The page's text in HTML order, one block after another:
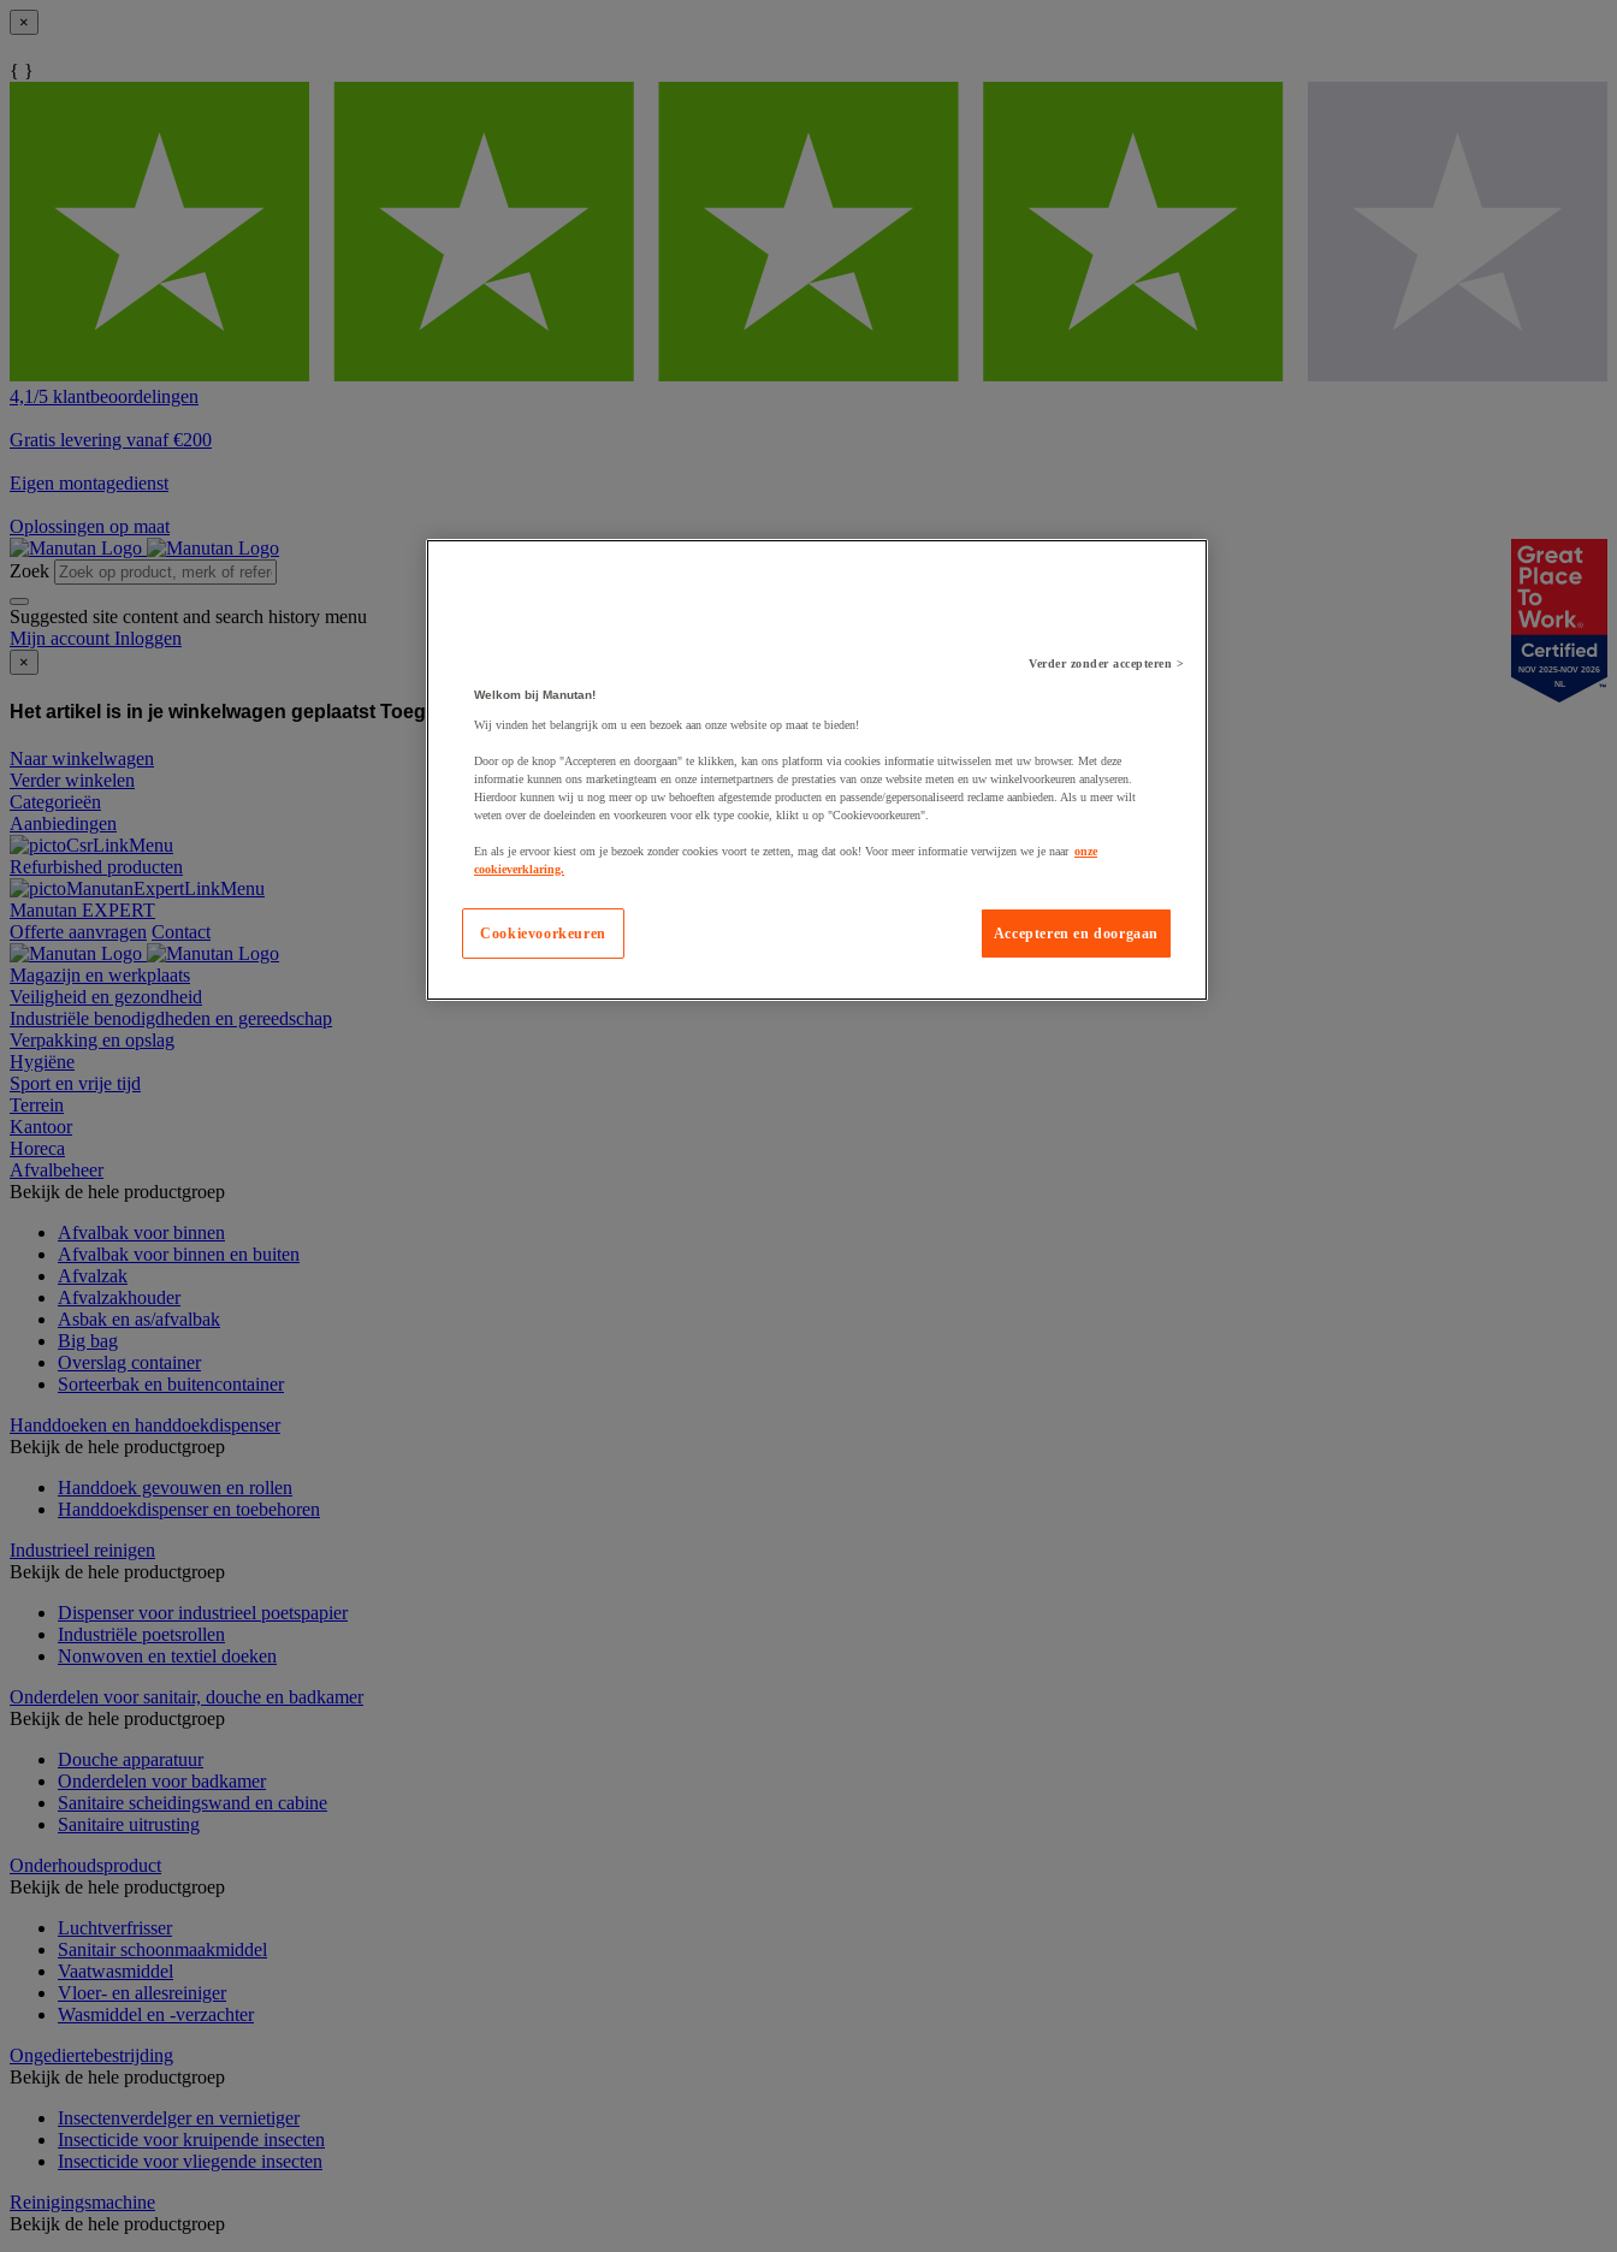
×
{ }
4,1/5 klantbeoordelingen
Gratis levering vanaf €200
Eigen montagedienst
Oplossingen op maat
Zoek
Suggested site content and search history menu
Mijn account Inloggen
×
Het artikel is in je winkelwagen geplaatst Toegevoegd aan winkelwagen
Naar winkelwagen
Verder winkelen
Categorieën
Aanbiedingen
Refurbished producten
Manutan EXPERT
Offerte aanvragen Contact
Magazijn en werkplaats
Veiligheid en gezondheid
Industriële benodigdheden en gereedschap
Verpakking en opslag
Hygiëne
Sport en vrije tijd
Terrein
Kantoor
Horeca
Afvalbeheer
Bekijk de hele productgroep
Afvalbak voor binnen
Afvalbak voor binnen en buiten
Afvalzak
Afvalzakhouder
Asbak en as/afvalbak
Big bag
Overslag container
Sorteerbak en buitencontainer
Handdoeken en handdoekdispenser
Bekijk de hele productgroep
Handdoek gevouwen en rollen
Handdoekdispenser en toebehoren
Industrieel reinigen
Bekijk de hele productgroep
Dispenser voor industrieel poetspapier
Industriële poetsrollen
Nonwoven en textiel doeken
Onderdelen voor sanitair, douche en badkamer
Bekijk de hele productgroep
Douche apparatuur
Onderdelen voor badkamer
Sanitaire scheidingswand en cabine
Sanitaire uitrusting
Onderhoudsproduct
Bekijk de hele productgroep
Luchtverfrisser
Sanitair schoonmaakmiddel
Vaatwasmiddel
Vloer- en allesreiniger
Wasmiddel en -verzachter
Ongediertebestrijding
Bekijk de hele productgroep
Insectenverdelger en vernietiger
Insecticide voor kruipende insecten
Insecticide voor vliegende insecten
Reinigingsmachine
Bekijk de hele productgroep
NOV 2025-NOV 2026
NL
Verder zonder accepteren >
Welkom bij Manutan!
Wij vinden het belangrijk om u een bezoek aan onze website op maat te bieden!
Door op de knop "Accepteren en doorgaan" te klikken, kan ons platform via cookies informatie uitwisselen met uw browser. Met deze
informatie kunnen ons marketingteam en onze internetpartners de prestaties van onze website meten en uw winkelvoorkeuren analyseren.
Hierdoor kunnen wij u nog meer op uw behoeften afgestemde producten en passende/gepersonaliseerd reclame aanbieden. Als u meer wilt
weten over de doeleinden en voorkeuren voor elk type cookie, klikt u op "Cookievoorkeuren".
En als je ervoor kiest om je bezoek zonder cookies voort te zetten, mag dat ook! Voor meer informatie verwijzen we je naar onze
cookieverklaring.
Accepteren en doorgaan
Cookievoorkeuren